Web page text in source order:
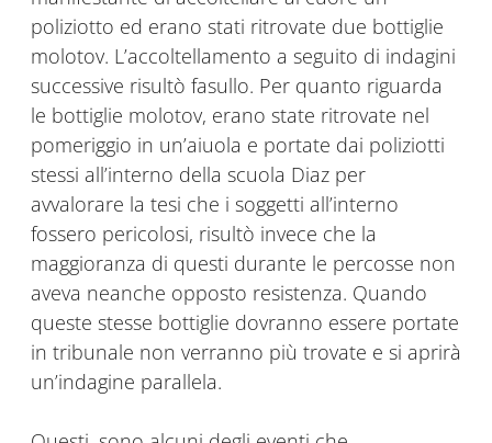
poliziotto ed erano stati ritrovate due bottiglie
molotov. L’accoltellamento a seguito di indagini
successive risultò fasullo. Per quanto riguarda
le bottiglie molotov, erano state ritrovate nel
pomeriggio in un’aiuola e portate dai poliziotti
stessi all’interno della scuola Diaz per
avvalorare la tesi che i soggetti all’interno
fossero pericolosi, risultò invece che la
maggioranza di questi durante le percosse non
aveva neanche opposto resistenza. Quando
queste stesse bottiglie dovranno essere portate
in tribunale non verranno più trovate e si aprirà
un’indagine parallela.